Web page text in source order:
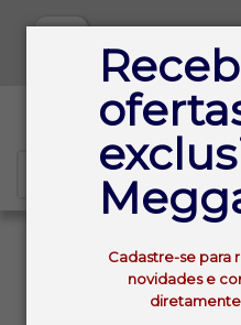
Cadastre-se para
novidades e
VODKA BRASILEIRA